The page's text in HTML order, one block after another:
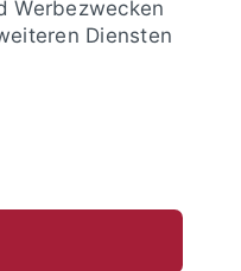
Werbezwecken
Diensten